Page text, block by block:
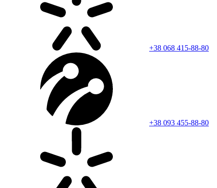
+38 068 415-88-80
+38 093 455-88-80